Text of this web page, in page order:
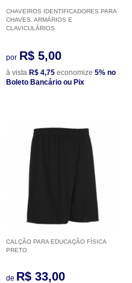
CHAVEIROS IDENTIFICADORES PARA
CHAVES. ARMÁRIOS E
CLAVICULÁRIOS
por R$ 5,00
à vista R$ 4,75 economize 5% no
Boleto Bancário ou Pix
CALÇÃO PARA EDUCAÇÃO FÍSICA
PRETO
de R$ 33,00